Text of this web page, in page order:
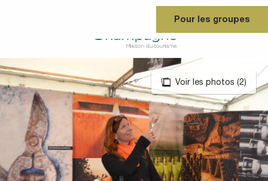
Pour les groupes
Voir les photos (2)